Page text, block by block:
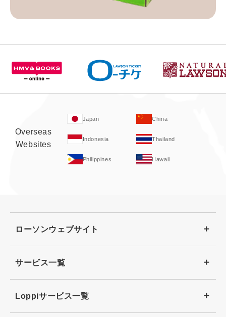
Overseas
Websites
Japan China
Indonesia Thailand
Philippines Hawaii
ローソンウェブサイト
サービス一覧
Loppiサービス一覧